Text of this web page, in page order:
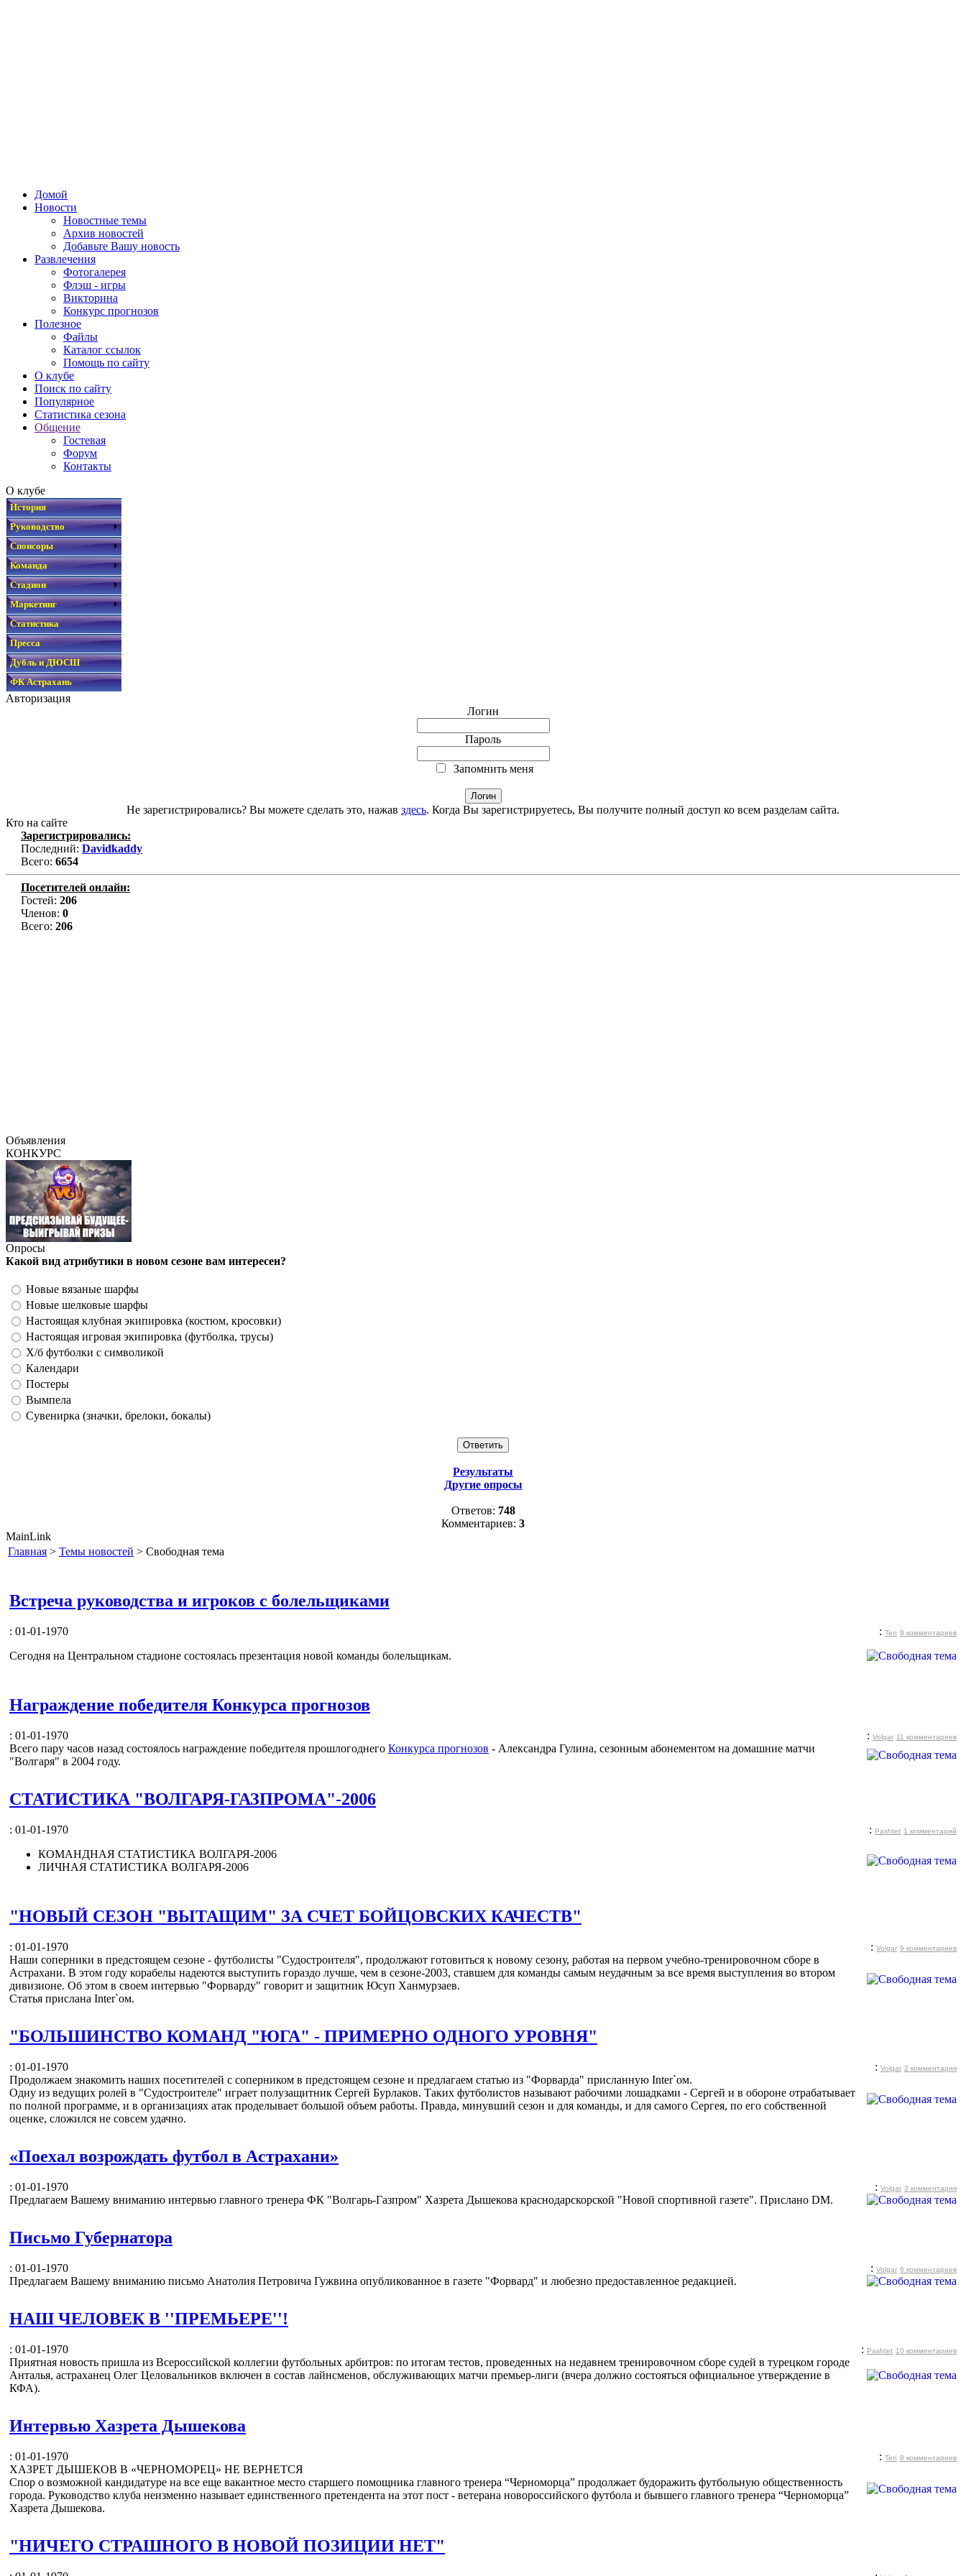
Домой
Новости
Новостные темы
Архив новостей
Добавьте Вашу новость
Развлечения
Фотогалерея
Флэш - игры
Викторина
Конкурс прогнозов
Полезное
Файлы
Каталог ссылок
Помощь по сайту
О клубе
Поиск по сайту
Популярное
Статистика сезона
Общение
Гостевая
Форум
Контакты
О клубе
История
Руководство
Спонсоры
Команда
Стадион
Маркетинг
Статистика
Пресса
Дубль и ДЮСШ
ФК Астрахань
Авторизация
Логин
Пароль
Запомнить меня
Не зарегистрировались? Вы можете сделать это, нажав здесь. Когда Вы зарегистрируетесь, Вы получите полный доступ ко всем разделам сайта.
Кто на сайте
Зарегистрировались:
Последний: Davidkaddy
Всего: 6654
Посетителей онлайн:
Гостей: 206
Членов: 0
Всего: 206
Объявления
КОНКУРС
Опросы
Какой вид атрибутики в новом сезоне вам интересен?
Новые вязаные шарфы
Новые шелковые шарфы
Настоящая клубная экипировка (костюм, кросовки)
Настоящая игровая экипировка (футболка, трусы)
Х/б футболки с символикой
Календари
Постеры
Вымпела
Сувенирка (значки, брелоки, бокалы)
Результаты
Другие опросы
Ответов: 748
Комментариев: 3
MainLink
Главная > Темы новостей > Свободная тема
Встреча руководства и игроков с болельщиками
: 01-01-1970 : Ten 9 комментариев
Сегодня на Центральном стадионе состоялась презентация новой команды болельщикам.
Награждение победителя Конкурса прогнозов
: 01-01-1970 : Volgar 11 комментариев
Всего пару часов назад состоялось награждение победителя прошлогоднего Конкурса прогнозов - Александра Гулина, сезонным абонементом на домашние матчи
"Волгаря" в 2004 году.
СТАТИСТИКА "ВОЛГАРЯ-ГАЗПРОМА"-2006
: 01-01-1970 : Pashtet 1 комментарий
КОМАНДНАЯ СТАТИСТИКА ВОЛГАРЯ-2006
ЛИЧНАЯ СТАТИСТИКА ВОЛГАРЯ-2006
"НОВЫЙ СЕЗОН "ВЫТАЩИМ" ЗА СЧЕТ БОЙЦОВСКИХ КАЧЕСТВ"
: 01-01-1970 : Volgar 9 комментариев
Наши соперники в предстоящем сезоне - футболисты "Судостроителя", продолжают готовиться к новому сезону, работая на первом учебно-тренировочном сборе в
Астрахани. В этом году корабелы надеются выступить гораздо лучше, чем в сезоне-2003, ставшем для команды самым неудачным за все время выступления во втором
дивизионе. Об этом в своем интервью "Форварду" говорит и защитник Юсуп Ханмурзаев.
Статья прислана Inter`ом.
"БОЛЬШИНСТВО КОМАНД "ЮГА" - ПРИМЕРНО ОДНОГО УРОВНЯ"
: 01-01-1970 : Volgar 2 комментария
Продолжаем знакомить наших посетителей с соперником в предстоящем сезоне и предлагаем статью из "Форварда" присланную Inter`ом.
Одну из ведущих ролей в "Судостроителе" играет полузащитник Сергей Бурлаков. Таких футболистов называют рабочими лошадками - Сергей и в обороне отрабатывает
по полной программе, и в организациях атак проделывает большой объем работы. Правда, минувший сезон и для команды, и для самого Сергея, по его собственной
оценке, сложился не совсем удачно.
«Поехал возрождать футбол в Aстрахани»
: 01-01-1970 : Volgar 3 комментария
Предлагаем Вашему вниманию интервью главного тренера ФК "Волгарь-Газпром" Хазрета Дышекова краснодарскорской "Новой спортивной газете". Прислано DM.
Письмо Губернатора
: 01-01-1970 : Volgar 6 комментариев
Предлагаем Вашему вниманию письмо Анатолия Петровича Гужвина опубликованное в газете "Форвард" и любезно предоставленное редакцией.
НАШ ЧЕЛОВЕК В ''ПРЕМЬЕРЕ''!
: 01-01-1970 : Pashtet 10 комментариев
Приятная новость пришла из Всероссийской коллегии футбольных арбитров: по итогам тестов, проведенных на недавнем тренировочном сборе судей в турецком городе
Анталья, астраханец Олег Целовальников включен в состав лайнсменов, обслуживающих матчи премьер-лиги (вчера должно состояться официальное утверждение в
КФА).
Интервью Хазрета Дышекова
: 01-01-1970 : Ten 9 комментариев
ХАЗРЕТ ДЫШЕКОВ В «ЧЕРНОМОРЕЦ» НЕ ВЕРНЕТСЯ
Спор о возможной кандидатуре на все еще вакантное место старшего помощника главного тренера “Черноморца” продолжает будоражить футбольную общественность
города. Руководство клуба неизменно называет единственного претендента на этот пост - ветерана новороссийского футбола и бывшего главного тренера “Черноморца”
Хазрета Дышекова.
"НИЧЕГО СТРАШНОГО В НОВОЙ ПОЗИЦИИ НЕТ"